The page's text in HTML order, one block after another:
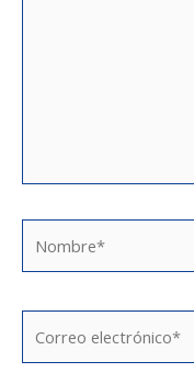
electrónico*